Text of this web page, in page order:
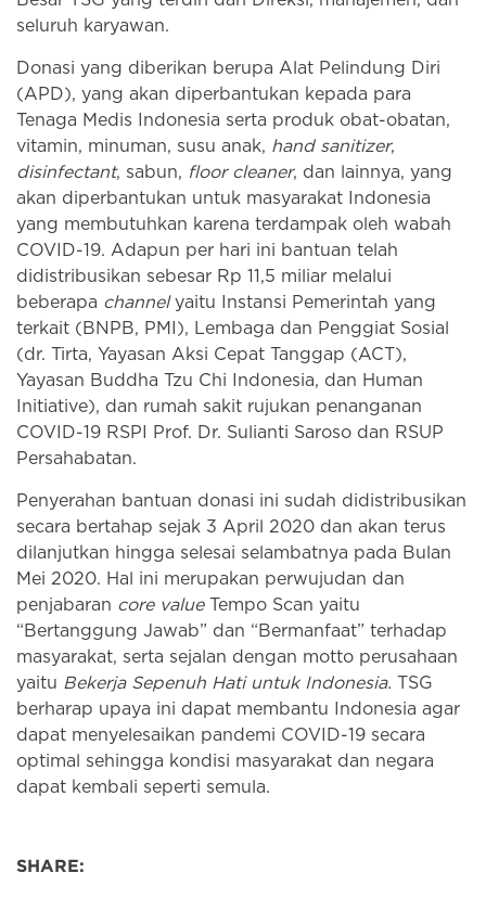
seluruh karyawan.
Donasi yang diberikan berupa Alat Pelindung Diri
(APD), yang akan diperbantukan kepada para
Tenaga Medis Indonesia serta produk obat-obatan,
vitamin, minuman, susu anak, hand sanitizer,
disinfectant, sabun, floor cleaner, dan lainnya, yang
akan diperbantukan untuk masyarakat Indonesia
yang membutuhkan karena terdampak oleh wabah
COVID-19. Adapun per hari ini bantuan telah
didistribusikan sebesar Rp 11,5 miliar melalui
beberapa channelyaitu Instansi Pemerintah yang
terkait (BNPB, PMI), Lembaga dan Penggiat Sosial
(dr. Tirta, Yayasan Aksi Cepat Tanggap (ACT),
Yayasan Buddha Tzu Chi Indonesia, dan Human
Initiative), dan rumah sakit rujukan penanganan
COVID-19 RSPI Prof. Dr. Sulianti Saroso dan RSUP
Persahabatan.
Penyerahan bantuan donasi ini sudah didistribusikan
secara bertahap sejak 3 April 2020 dan akan terus
dilanjutkan hingga selesai selambatnya pada Bulan
Mei 2020. Hal ini merupakan perwujudan dan
penjabaran core valueTempo Scan yaitu
“Bertanggung Jawab” dan “Bermanfaat” terhadap
masyarakat, serta sejalan dengan motto perusahaan
yaitu Bekerja Sepenuh Hati untuk Indonesia. TSG
berharap upaya ini dapat membantu Indonesia agar
dapat menyelesaikan pandemi COVID-19 secara
optimal sehingga kondisi masyarakat dan negara
dapat kembali seperti semula.
SHARE: